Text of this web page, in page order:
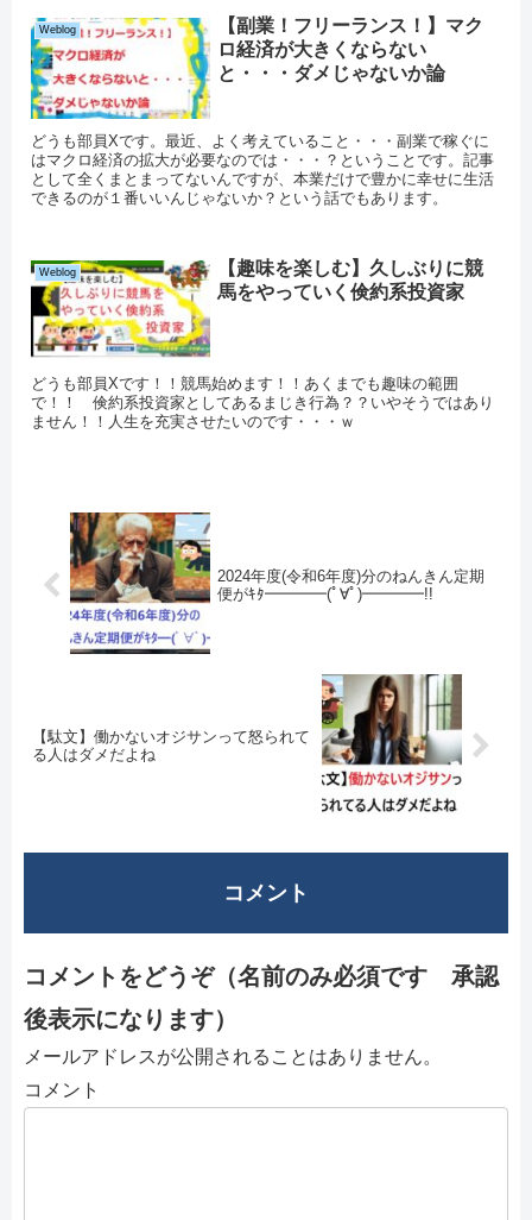
Weblog
【副業！フリーランス！】マク
ロ経済が大きくならない
と・・・ダメじゃないか論
どうも部員Xです。最近、よく考えていること・・・副業で稼ぐに
はマクロ経済の拡大が必要なのでは・・・？ということです。記事
として全くまとまってないんですが、本業だけで豊かに幸せに生活
できるのが１番いいんじゃないか？という話でもあります。
Weblog
【趣味を楽しむ】久しぶりに競
馬をやっていく倹約系投資家
どうも部員Xです！！競馬始めます！！あくまでも趣味の範囲
で！！ 倹約系投資家としてあるまじき行為？？いやそうではあり
ません！！人生を充実させたいのです・・・ｗ
2024年度(令和6年度)分のねんきん定期
便がｷﾀ━━━━(ﾟ∀ﾟ)━━━━!!
【駄文】働かないオジサンって怒られて
る人はダメだよね
コメント
コメントをどうぞ（名前のみ必須です 承認
後表示になります）
メールアドレスが公開されることはありません。
コメント